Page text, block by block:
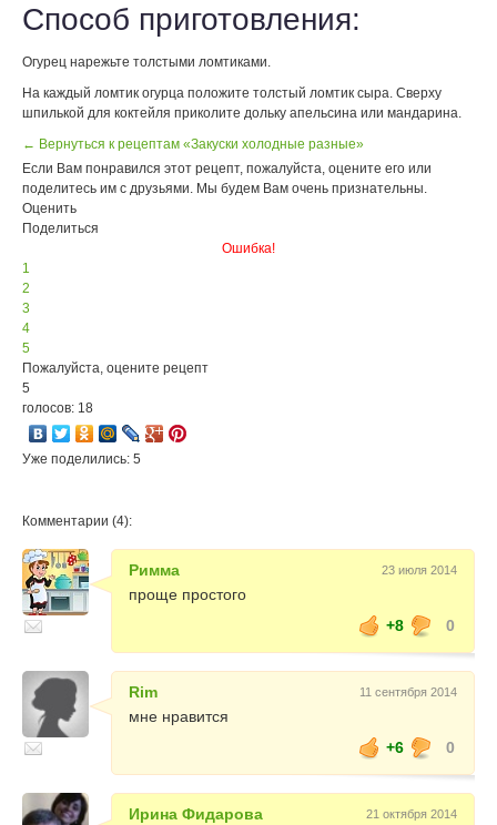
Способ приготовления:
Огурец нарежьте толстыми ломтиками.
На каждый ломтик огурца положите толстый ломтик сыра. Сверху
шпилькой для коктейля приколите дольку апельсина или мандарина.
← Вернуться к рецептам «Закуски холодные разные»
Если Вам понравился этот рецепт, пожалуйста, оцените его или
поделитесь им с друзьями. Мы будем Вам очень признательны.
Оценить
Поделиться
Ошибка!
1
2
3
4
5
Пожалуйста, оцените рецепт
5
голосов: 18
Уже поделились: 5
Комментарии (4):
Римма 23 июля 2014
проще простого
+8
0
Rim 11 сентября 2014
мне нравится
+6
0
Ирина Фидарова 21 октября 2014